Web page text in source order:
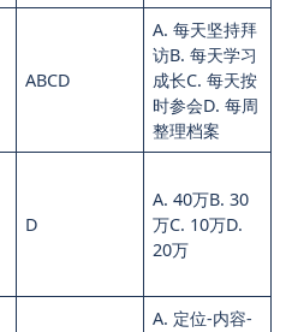
ABCD
A. 每天坚持拜
访B. 每天学习
成长C. 每天按
时参会D. 每周
整理档案
D
A. 40万B. 30
万C. 10万D.
20万
A. 定位-内容-